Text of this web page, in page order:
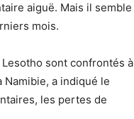
aiguë. Mais il semble
mois.
sont confrontés à
a indiqué le
les pertes de